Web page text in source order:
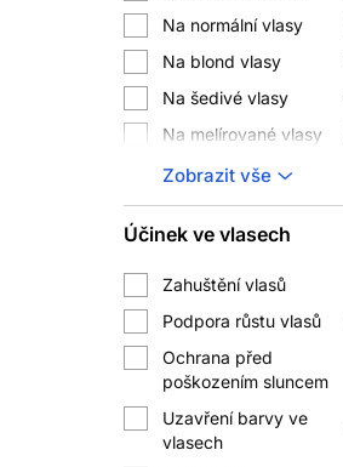
Na normální vlasy
Na blond vlasy
Na šedivé vlasy
Na melírované vlasy
Na krepovité vlasy
Na oslabené vlasy
Na jemné vlasy
Na křehké vlasy
Na barvené vlasy
Na suché vlasy
Na poškozené vlasy
Na všechny typy
vlasů
Zobrazit vše
Účinek ve vlasech
Zahuštění vlasů
Podpora růstu vlasů
Ochrana před
poškozením sluncem
Uzavření barvy ve
vlasech